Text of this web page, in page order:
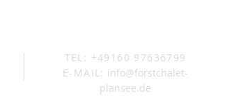
TEL: +49160 97636799
E-MAIL: info@forstchalet-
plansee.de